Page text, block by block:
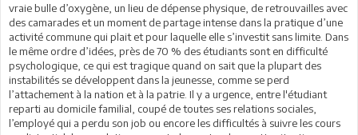
vraie bulle d’oxygène, un lieu de dépense physique, de retrouvailles avec
des camarades et un moment de partage intense dans la pratique d’une
activité commune qui plait et pour laquelle elle s’investit sans limite. Dans
le même ordre d’idées, près de 70 % des étudiants sont en difficulté
psychologique, ce qui est tragique quand on sait que la plupart des
instabilités se développent dans la jeunesse, comme se perd
l’attachement à la nation et à la patrie. Il y a urgence, entre l'étudiant
reparti au domicile familial, coupé de toutes ses relations sociales,
l’employé qui a perdu son job ou encore les difficultés à suivre les cours